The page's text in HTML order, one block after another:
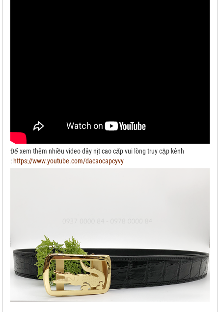
Để xem thêm nhiều video dây nịt cao cấp vui lòng truy cập kênh
: https://www.youtube.com/dacaocapcyvy